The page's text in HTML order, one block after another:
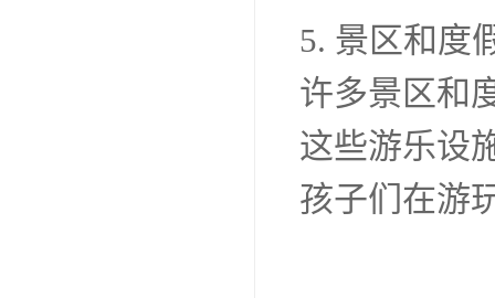
5. 景区和度
许多景区和
这些游乐设
孩子们在游